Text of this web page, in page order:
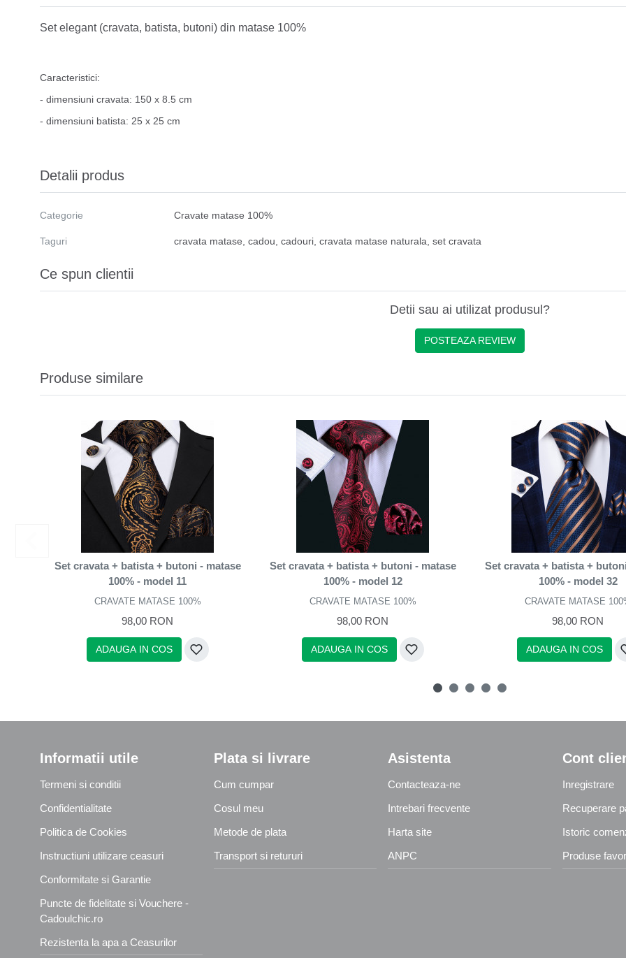
Set elegant (cravata, batista, butoni) din matase 100%
Caracteristici:
- dimensiuni cravata: 150 x 8.5 cm
- dimensiuni batista: 25 x 25 cm
Detalii produs
Categorie Cravate matase 100%
Taguri cravata matase cadou cadouri cravata matase naturala set cravata
Ce spun clientii
Detii sau ai utilizat produsul?
POSTEAZA REVIEW
Produse similare
Set cravata + batista + butoni - matase
100% - model 11
CRAVATE MATASE 100%
98,00 RON
ADAUGA IN COS
Set cravata + batista + butoni - matase
100% - model 12
CRAVATE MATASE 100%
98,00 RON
ADAUGA IN COS
Set cravata + batista +
100% - model 32
CRAVATE MATASE
98,00 RON
ADAUGA IN COS
Informatii utile
Termeni si conditii
Confidentialitate
Politica de Cookies
Instructiuni utilizare ceasuri
Conformitate si Garantie
Puncte de fidelitate si Vouchere -
Cadoulchic.ro
Rezistenta la apa a Ceasurilor
Plata si livrare
Cum cumpar
Cosul meu
Metode de plata
Transport si retururi
Asistenta
Contacteaza-ne
Intrebari frecvente
Harta site
ANPC
Cont
Inregistrare
Recuperare
Istoric
Produse